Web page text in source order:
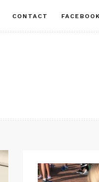
CONTACT FACEBOOK